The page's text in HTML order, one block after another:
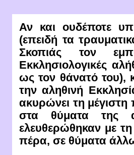
Αν και ουδέποτε
(επειδή τα
Σκοπιάς τον
Εκκλησιολογικές
ως τον θάνατό του),
την αληθινή
ακυρώνει τη
στα θύματα της
ελευθερώθηκαν με
πέρα, σε θύματα